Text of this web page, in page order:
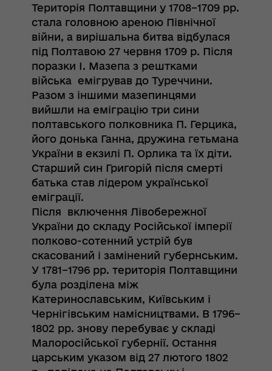
Територія Полтавщини у 1708–1709 рр.
стала головною ареною Північної
війни, а вирішальна битва відбулася
під Полтавою 27 червня 1709 р. Після
поразки І. Мазепа з рештками
війська емігрував до Туреччини.
Разом з іншими мазепинцями
вийшли на еміграцію три сини
полтавського полковника П. Герцика,
його донька Ганна, дружина гетьмана
України в екзилі П. Орлика та їх діти.
Старший син Григорій після смерті
батька став лідером української
еміграції.
Після включення Лівобережної
України до складу Російської імперії
полково-сотенний устрій був
скасований і замінений губернським.
У 1781–1796 рр. територія Полтавщини
була розділена між
Катеринославським, Київським і
Чернігівським намісництвами. В 1796–
1802 рр. знову перебуває у складі
Малоросійської губернії. Остання
царським указом від 27 лютого 1802